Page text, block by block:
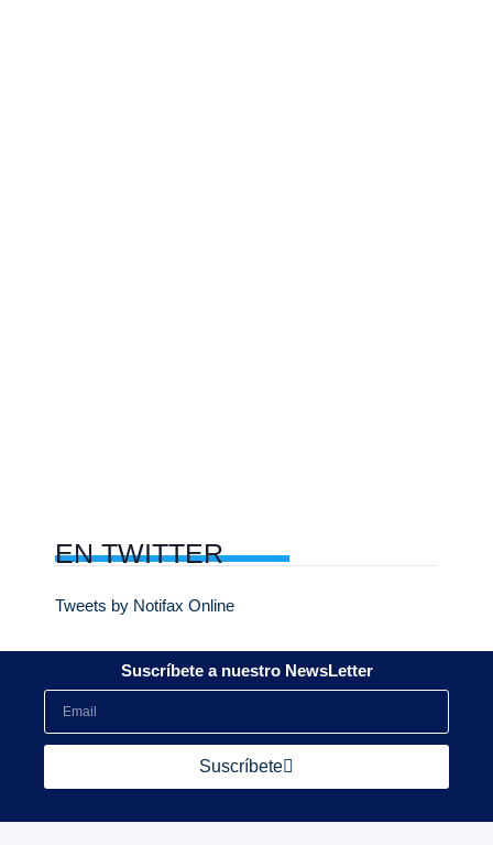
ENTWITTER
Tweets by Notifax Online
Suscríbete a nuestro NewsLetter
Suscríbete